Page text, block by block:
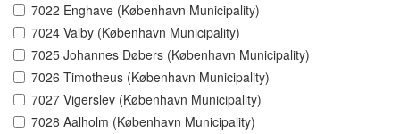
7022 Enghave (København Municipality)
7024 Valby (København Municipality)
7025 Johannes Døbers (København Municipality)
7026 Timotheus (København Municipality)
7027 Vigerslev (København Municipality)
7028 Aalholm (København Municipality)